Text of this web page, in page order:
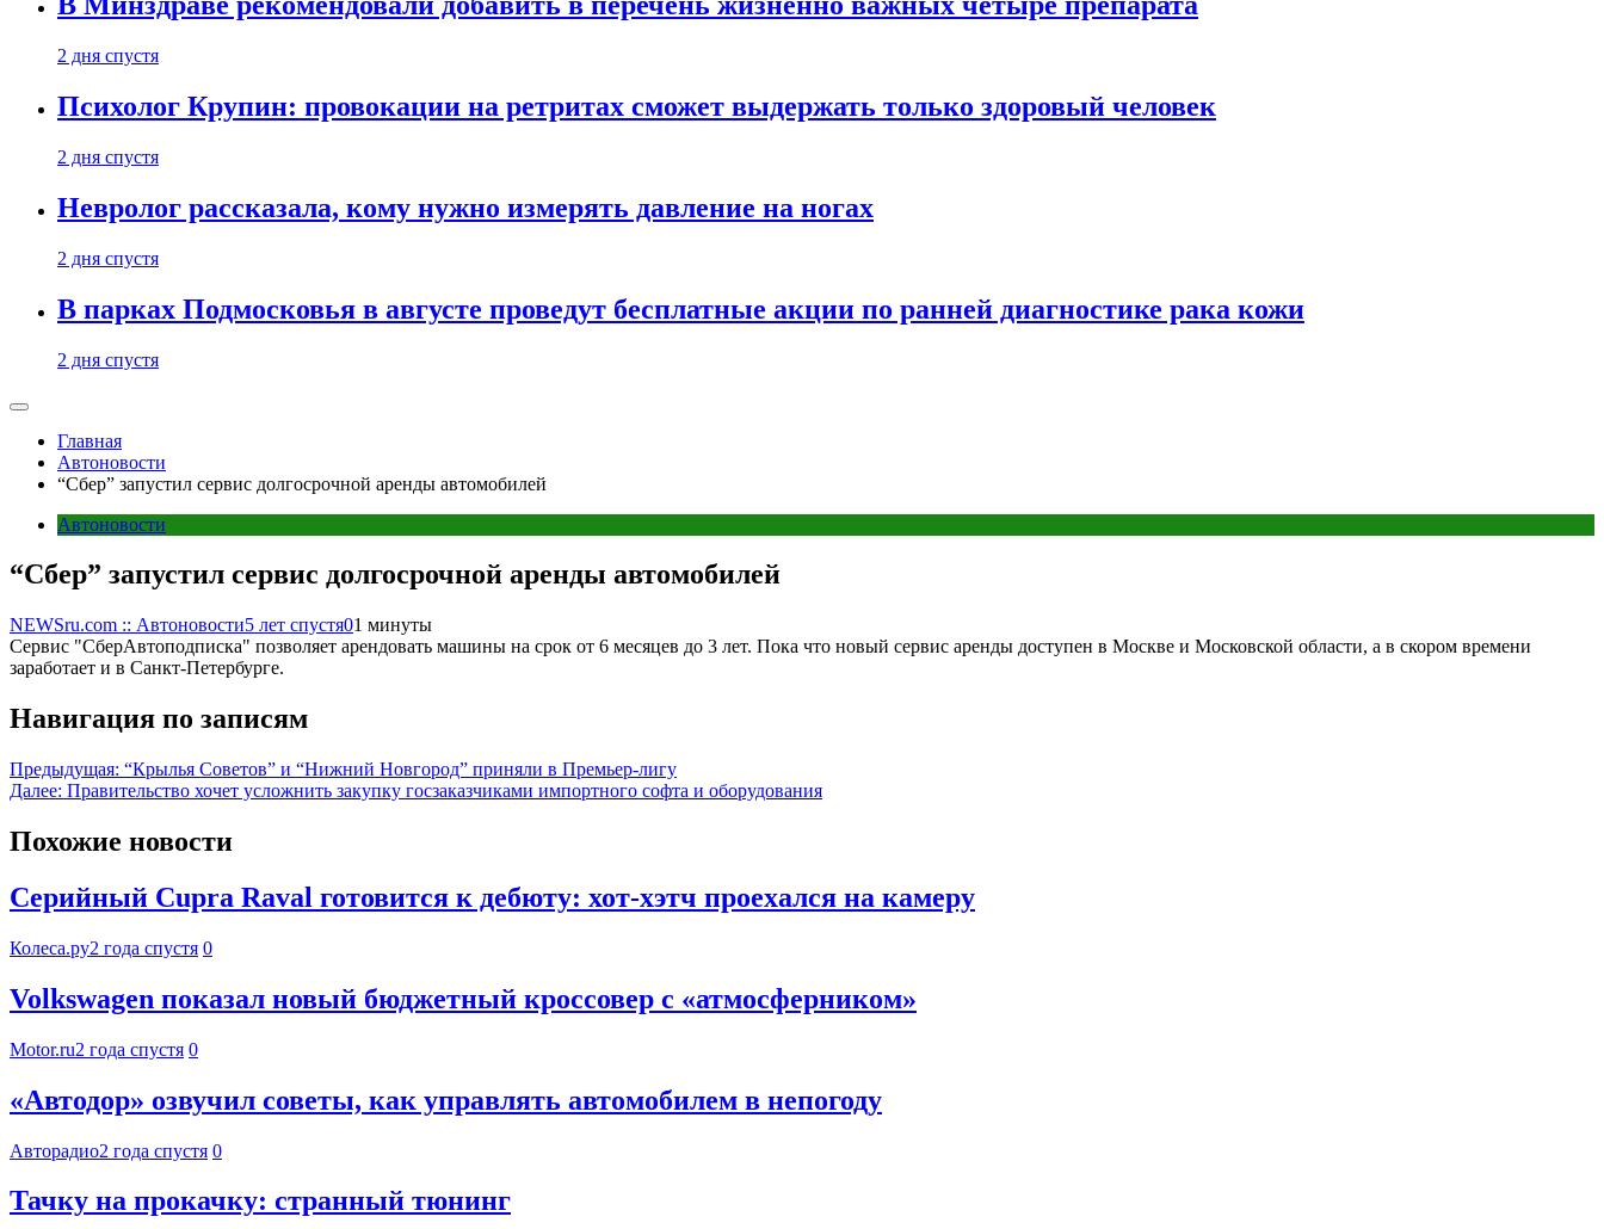
2 дня спустя
Психолог Крупин: провокации на ретритах сможет выдержать только здоровый человек
2 дня спустя
Невролог рассказала, кому нужно измерять давление на ногах
2 дня спустя
В парках Подмосковья в августе проведут бесплатные акции по ранней диагностике рака кожи
2 дня спустя
Главная
Автоновости
“Сбер” запустил сервис долгосрочной аренды автомобилей
Автоновости
“Сбер” запустил сервис долгосрочной аренды автомобилей
NEWSru.com :: Автоновости5 лет спустя01 минуты
Сервис "СберАвтоподписка" позволяет арендовать машины на срок от 6 месяцев до 3 лет. Пока что новый сервис аренды доступен в Москве и Московской области, а в скором времени
заработает и в Санкт-Петербурге.
Навигация по записям
Предыдущая: “Крылья Советов” и “Нижний Новгород” приняли в Премьер-лигу
Далее: Правительство хочет усложнить закупку госзаказчиками импортного софта и оборудования
Похожие новости
Серийный Cupra Raval готовится к дебюту: хот-хэтч проехался на камеру
Колеса.ру2 года спустя 0
Volkswagen показал новый бюджетный кроссовер с «атмосферником»
Motor.ru2 года спустя 0
«Автодор» озвучил советы, как управлять автомобилем в непогоду
Авторадио2 года спустя 0
Тачку на прокачку: странный тюнинг